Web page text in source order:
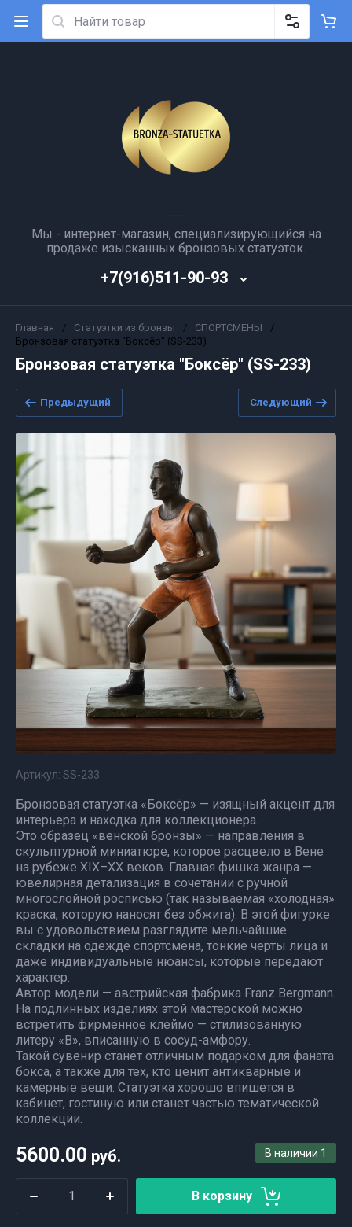
Мы - интернет-магазин, специализирующийся на
продаже изысканных бронзовых статуэток.
+7(916)511-90-93
Главная / Статуэтки из бронзы / СПОРТСМЕНЫ
/
Бронзовая статуэтка "Боксёр" (SS-233)
Бронзовая статуэтка "Боксёр" (SS-233)
Предыдущий Следующий
Артикул: SS-233
Бронзовая статуэтка «Боксёр» — изящный акцент для
интерьера и находка для коллекционера.
Это образец «венской бронзы» — направления в
скульптурной миниатюре, которое расцвело в Вене
на рубеже XIX–XX веков. Главная фишка жанра —
ювелирная детализация в сочетании с ручной
многослойной росписью (так называемая «холодная»
краска, которую наносят без обжига). В этой фигурке
вы с удовольствием разглядите мельчайшие
складки на одежде спортсмена, тонкие черты лица и
даже индивидуальные нюансы, которые передают
характер.
Автор модели — австрийская фабрика Franz Bergmann.
На подлинных изделиях этой мастерской можно
встретить фирменное клеймо — стилизованную
литеру «B», вписанную в сосуд-амфору.
Такой сувенир станет отличным подарком для фаната
бокса, а также для тех, кто ценит антикварные и
камерные вещи. Статуэтка хорошо впишется в
кабинет, гостиную или станет частью тематической
коллекции.
В наличии 1
5600.00 руб.
В корзину